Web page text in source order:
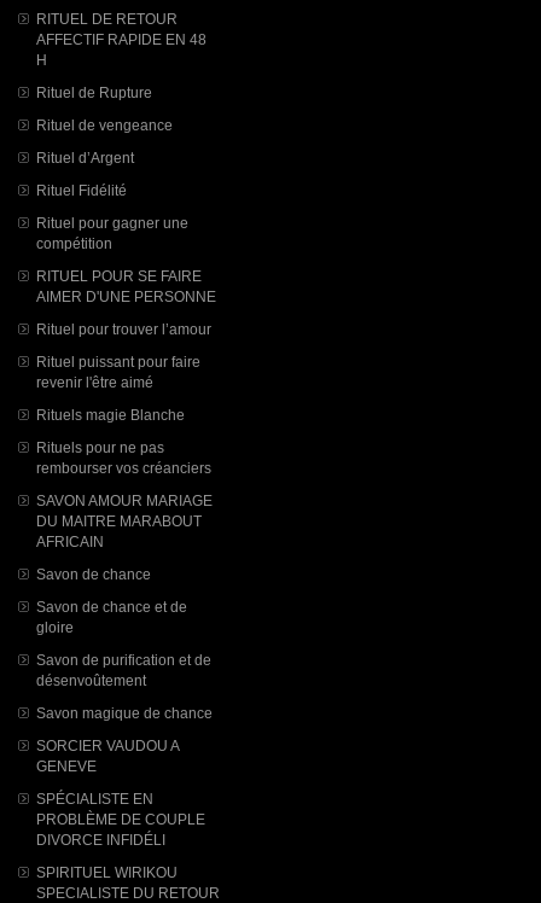
RITUEL DE RETOUR
AFFECTIF RAPIDE EN 48
H
Rituel de Rupture
Rituel de vengeance
Rituel d’Argent
Rituel Fidélité
Rituel pour gagner une
compétition
RITUEL POUR SE FAIRE
AIMER D'UNE PERSONNE
Rituel pour trouver l’amour
Rituel puissant pour faire
revenir l'être aimé
Rituels magie Blanche
Rituels pour ne pas
rembourser vos créanciers
SAVON AMOUR MARIAGE
DU MAITRE MARABOUT
AFRICAIN
Savon de chance
Savon de chance et de
gloire
Savon de purification et de
désenvoûtement
Savon magique de chance
SORCIER VAUDOU A
GENEVE
SPÉCIALISTE EN
PROBLÈME DE COUPLE
DIVORCE INFIDÉLI
SPIRITUEL WIRIKOU
SPECIALISTE DU RETOUR